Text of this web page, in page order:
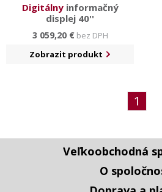
Digitálnyinformačný
displej 40''
3 059,20 €bez DPH
Zobrazit produkt
1
Veľkoobchodná
O